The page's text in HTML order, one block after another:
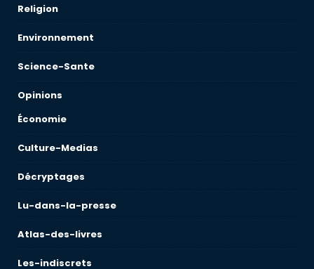
Religion
Environnement
Science-Sante
Opinions
Économie
Culture-Medias
Décryptages
Lu-dans-la-presse
Atlas-des-livres
Les-indiscrets